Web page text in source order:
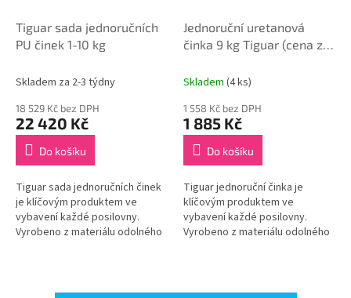
Tiguar sada jednoručních
PU činek 1-10 kg
Skladem za 2-3 týdny
18 529 Kč bez DPH
22 420 Kč
Do košíku
Tiguar sada jednoručních činek
je klíčovým produktem ve
vybavení každé posilovny.
Vyrobeno z materiálu odolného
Jednoruční uretanová
činka 9 kg Tiguar (cena za
Skladem (4 ks)
1 558 Kč bez DPH
1 885 Kč
Do košíku
Tiguar jednoruční činka je
klíčovým produktem ve
vybavení každé posilovny.
Vyrobeno z materiálu odolného